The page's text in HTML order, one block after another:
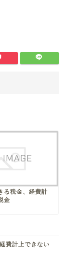
る税金、経費計
金
費計上できない